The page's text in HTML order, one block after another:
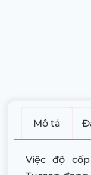
Mô tả
Việc độ